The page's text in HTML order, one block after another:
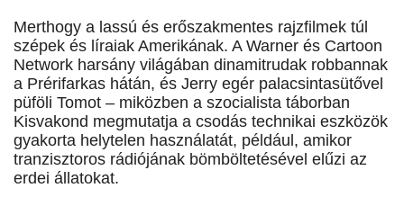
Merthogy a lassú és erőszakmentes rajzfilmek túl
szépek és líraiak Amerikának. A Warner és Cartoon
Network harsány világában dinamitrudak robbannak
a Prérifarkas hátán, és Jerry egér palacsintasütővel
püföli Tomot – miközben a szocialista táborban
Kisvakond megmutatja a csodás technikai eszközök
gyakorta helytelen használatát, például, amikor
tranzisztoros rádiójának bömböltetésével elűzi az
erdei állatokat.